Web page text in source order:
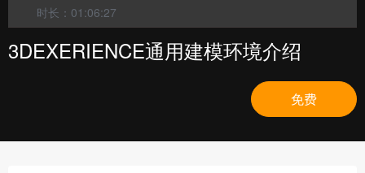
时长：01:06:27
3DEXERIENCE通用建模环境介绍
免费